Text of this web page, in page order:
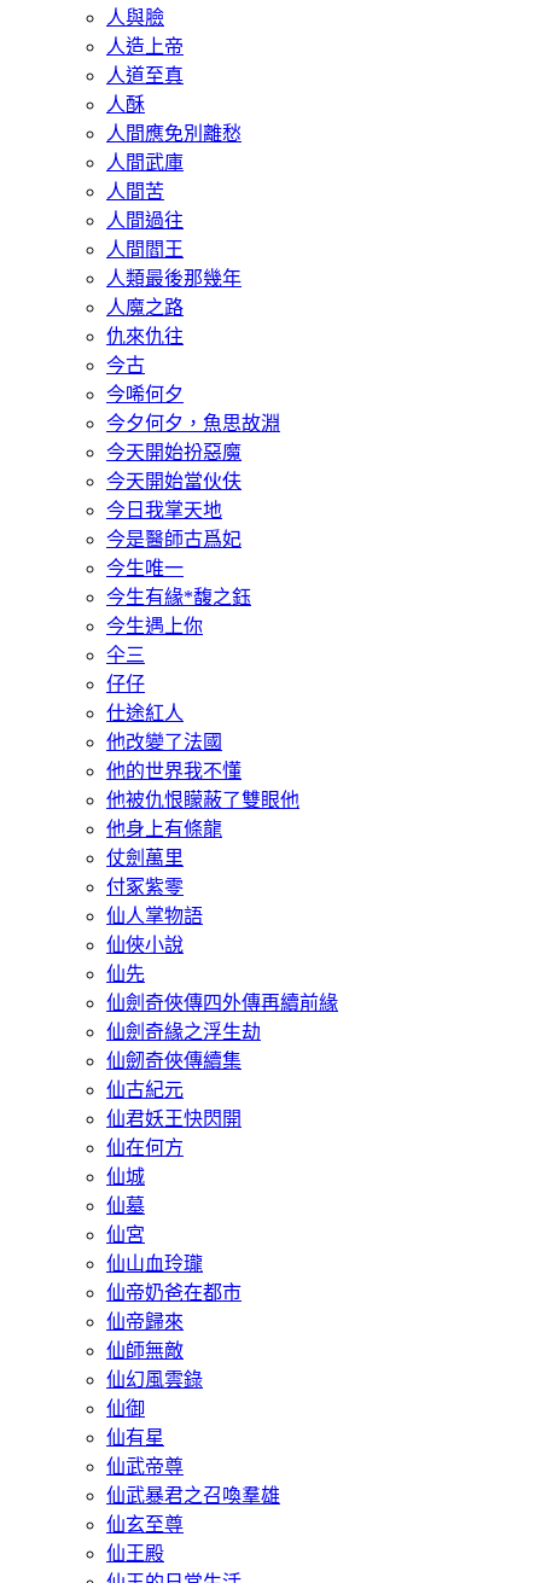
人與臉
人造上帝
人道至真
人酥
人間應免別離愁
人間武庫
人間苦
人間過往
人間閻王
人類最後那幾年
人魔之路
仇來仇往
今古
今唏何夕
今夕何夕，魚思故淵
今天開始扮惡魔
今天開始當伙伕
今日我掌天地
今是醫師古爲妃
今生唯一
今生有緣*馥之鈺
今生遇上你
仐三
仔仔
仕途紅人
他改變了法國
他的世界我不懂
他被仇恨矇蔽了雙眼他
他身上有條龍
仗劍萬里
付冢紫零
仙人掌物語
仙俠小說
仙先
仙劍奇俠傳四外傳再續前緣
仙劍奇緣之浮生劫
仙劒奇俠傳續集
仙古紀元
仙君妖王快閃開
仙在何方
仙城
仙墓
仙宮
仙山血玲瓏
仙帝奶爸在都市
仙帝歸來
仙師無敵
仙幻風雲錄
仙御
仙有星
仙武帝尊
仙武暴君之召喚羣雄
仙玄至尊
仙王殿